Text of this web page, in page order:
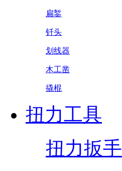
扁錾
钎头
划线器
木工凿
撬棍
扭力工具
扭力扳手